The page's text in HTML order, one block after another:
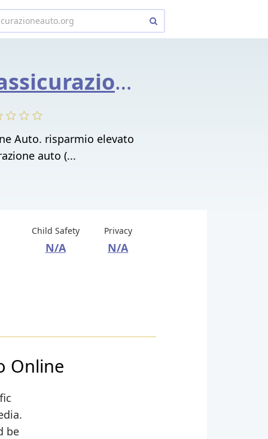
preventiviassicurazioneauto.org
Auto. risparmio elevato
auto (...
Child Safety
N/A
Privacy
N/A
Online
be